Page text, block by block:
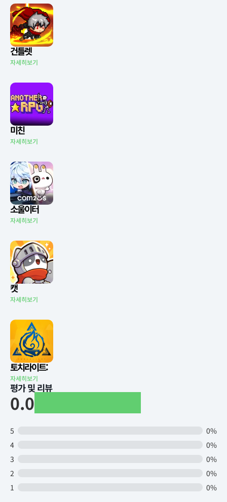
건틀렛
자세히보기
미친
자세히보기
소울이터
자세히보기
캣
자세히보기
토치라이트:
자세히보기
평가 및 리뷰
0.0
5
0%
4
0%
3
0%
2
0%
1
0%